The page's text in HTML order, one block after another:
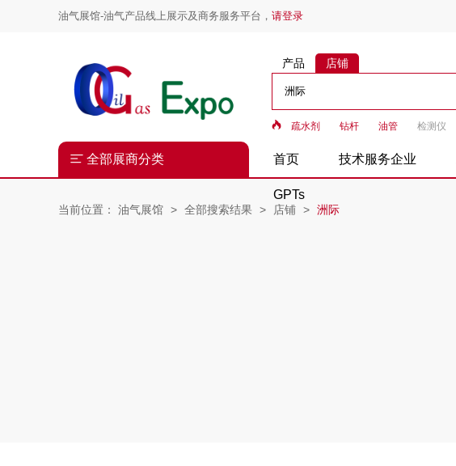
油气展馆-油气产品线上展示及商务服务平台， 请登录
产品 店铺
疏水剂 钻杆 油管 检测仪
全部展商分类 首页 技术服务企业
GPTs
当前位置： 油气展馆 全部搜索结果 店铺 洲际